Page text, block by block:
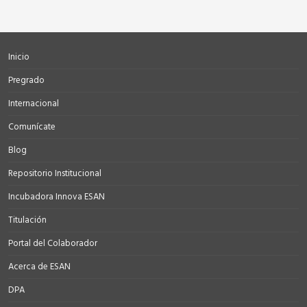
Inicio
Pregrado
Internacional
Comunícate
Blog
Repositorio Institucional
Incubadora Innova ESAN
Titulación
Portal del Colaborador
Acerca de ESAN
DPA